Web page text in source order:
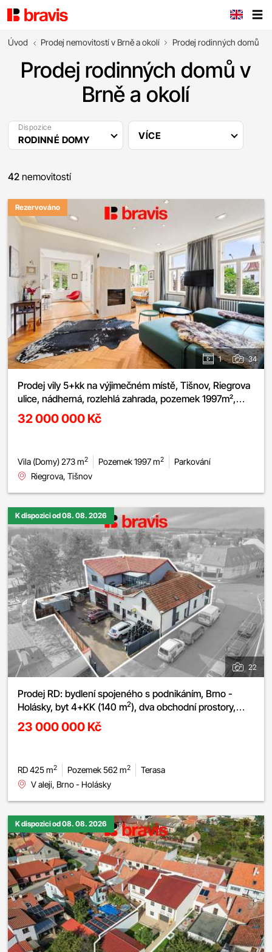
Úvod Prodej nemovitostí v Brně a okolí Prodej rodinných domů
Prodej rodinných domů v
Brně a okolí
Dispozice
RODINNÉ DOMY VÍCE
42 nemovitostí
Rezervováno
1 34
Prodej vily 5+kk na výjimečném místě, Tišnov, Riegrova
ulice, nádherná, rozlehlá zahrada, pozemek 1997m²,
sklep, parkování
32 000 000 Kč
Vila (Domy) 273 m2 Pozemek 1997 m2
Parkování
Riegrova, Tišnov
K dispozici od 08. 08. 2026
22
Prodej RD: bydlení spojeného s podnikáním, Brno -
Holásky, byt 4+KK (140 m2), dva obchodní prostory,
parkování
23 000 000 Kč
RD 425 m2 Pozemek 562 m2
Terasa
V aleji, Brno - Holásky
K dispozici od 08. 08. 2026